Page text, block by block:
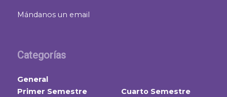
Mándanos un email
Categorías
General
Primer Semestre
Cuarto Semestre